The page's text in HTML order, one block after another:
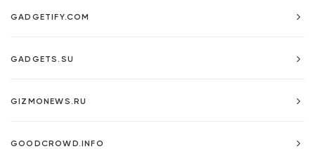
GADGETIFY.COM
GADGETS.SU
GIZMONEWS.RU
GOODCROWD.INFO